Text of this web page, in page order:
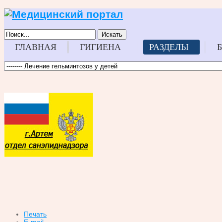
Искать
ГЛАВНАЯ ГИГИЕНА РАЗДЕЛЫ
Печать